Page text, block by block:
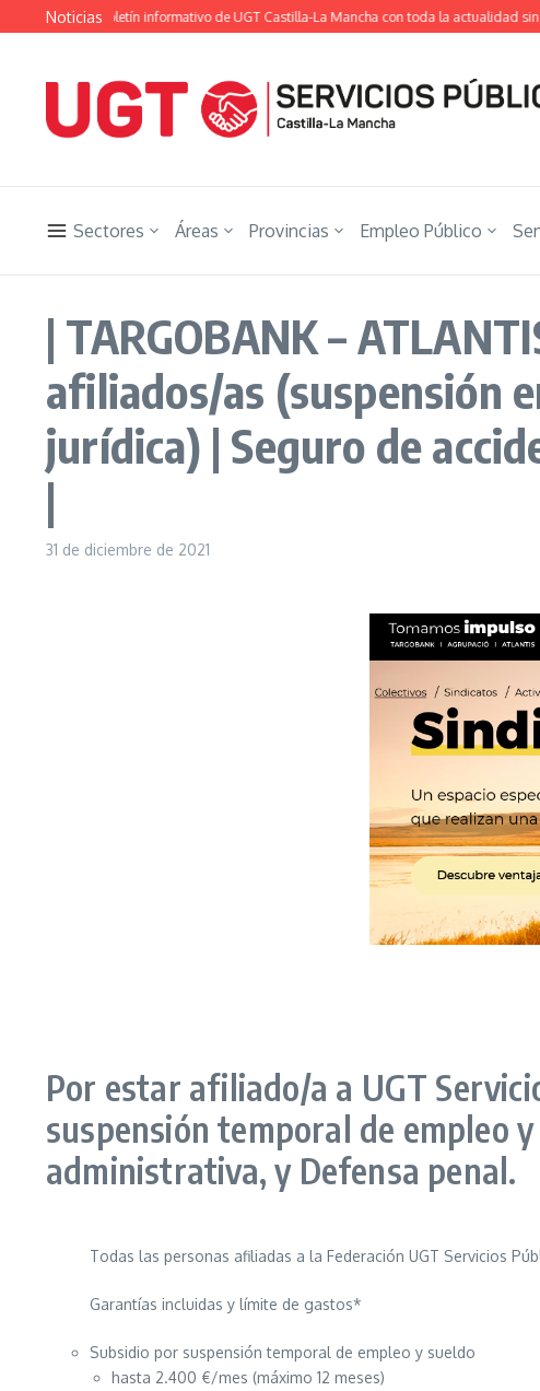
Saltar al contenido
Noticias
el boletín informativo de UGT Castilla-La Mancha con toda la actualidad sindical
Sectores Áreas Provincias Empleo Público
| TARGOBANK –
afiliados/as (suspensión
jurídica) | Seguro de
|
31 de diciembre de 2021
Por estar afiliado/a a UGT
suspensión temporal de empleo
administrativa, y Defensa penal.
Todas las personas afiliadas a la Federación UGT Servicios
Garantías incluidas y límite de gastos*
Subsidio por suspensión temporal de empleo y sueldo
hasta 2.400 €/mes (máximo 12 meses)